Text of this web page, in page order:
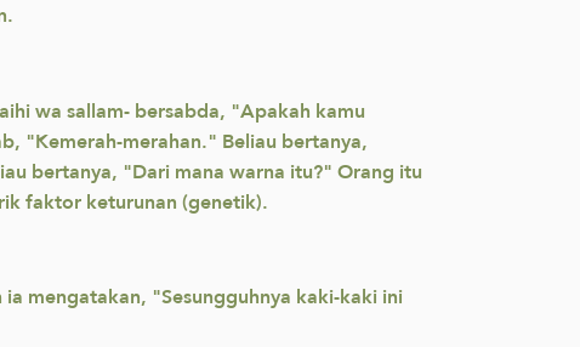
wa sallam- bersabda, "Apakah kamu
"Kemerah-merahan." Beliau bertanya,
bertanya, "Dari mana warna itu?" Orang itu
faktor keturunan (genetik).
mengatakan, "Sesungguhnya kaki-kaki ini